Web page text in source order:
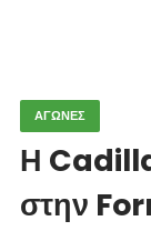
ΑΓΩΝΕΣ
Η
στην